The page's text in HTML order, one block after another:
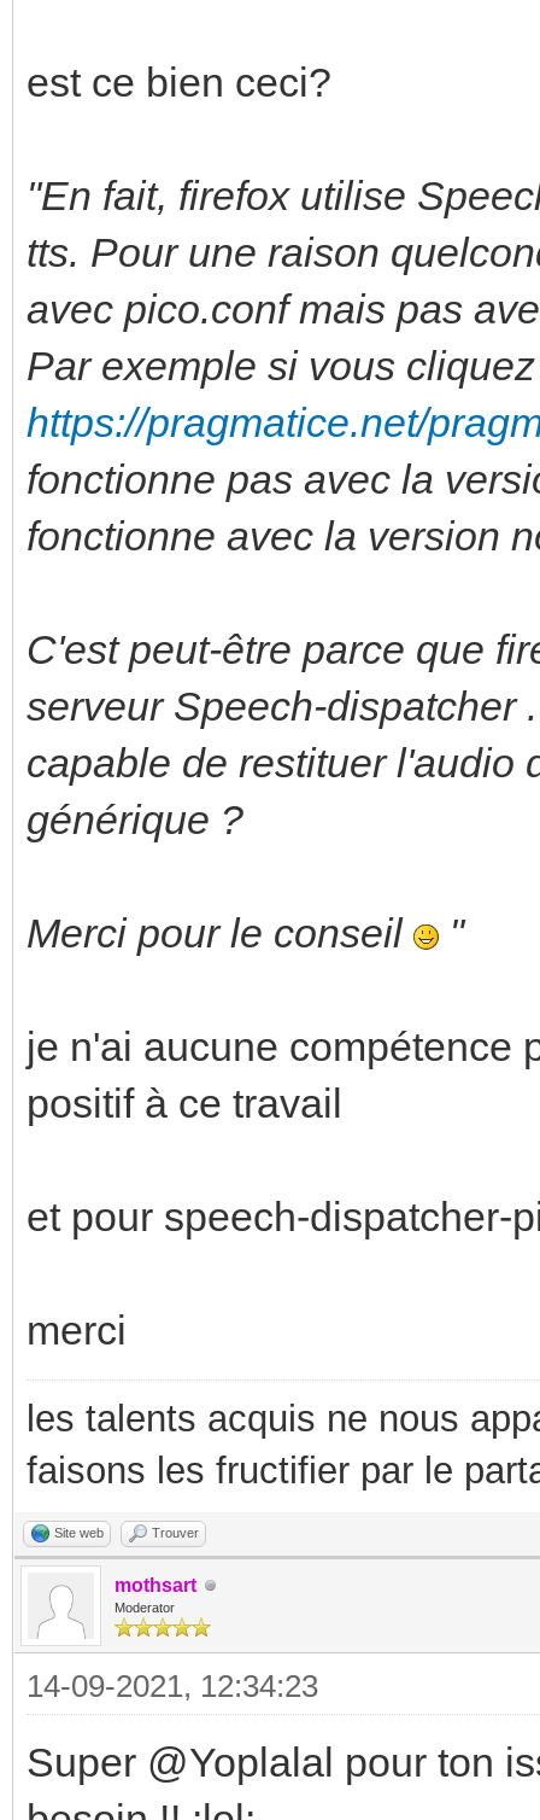
est ce bien ceci?
"En fait, firefox utilise
tts. Pour une raison
avec pico.conf mais pas
Par exemple si vous
https://pragmatice.net/
fonctionne pas avec la
fonctionne avec la version
C'est peut-être parce que
serveur Speech-dispatcher
capable de restituer l'audio
générique ?
Merci pour le conseil "
je n'ai aucune compétence
positif à ce travail
et pour speech-dispatcher-
merci
les talents acquis ne nous
faisons les fructifier par le
Site web Trouver
mothsart
Moderator
14-09-2021, 12:34:23
Super @Yoplalal pour ton